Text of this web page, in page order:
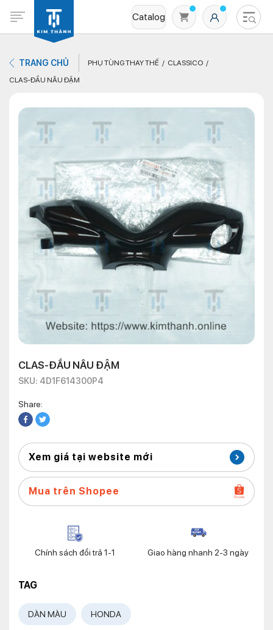
Catalog
Không có sản phẩm nào trong giỏ hàng
TRANG CHỦ PHỤ TÙNG THAY THẾ
CLASSICO
CLAS-ĐẦU NÂU ĐẬM
CLAS-ĐẦU NÂU ĐẬM
SKU: 4D1F614300P4
Share:
Xem giá tại website mới
Mua trên Shopee
Chính sách đổi trả 1-1 Giao hàng nhanh 2-3 ngày
TAG
DÀN MÀU HONDA